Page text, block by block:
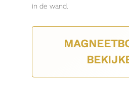
in de wand.